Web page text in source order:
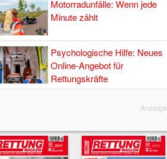
Motorradunfälle: Wenn jede
Minute zählt
Psychologische Hilfe: Neues
Online-Angebot für
Rettungskräfte
Anzeige